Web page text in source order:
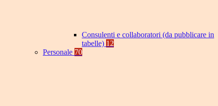
Consulenti e collaboratori (da pubblicare in
tabelle) 12
Personale 70